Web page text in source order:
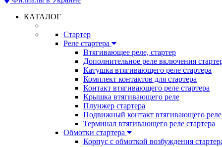
КАТАЛОГ
Стартер
Реле стартера
Втягивающее реле, стартер
Дополнительное реле включения
Катушка втягивающего реле стартера
Комплект контактов для стартера
Контакт втягивающего реле стартера
Крышка втягивающего реле
Плунжер стартера
Подвижный контакт втягивающего реле
Терминал втягивающего реле стартера
Обмотки стартера
Корпус с обмоткой возбуждения